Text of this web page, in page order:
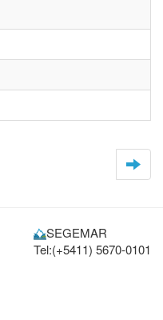
SEGEMAR
Tel:(+5411) 5670-0101